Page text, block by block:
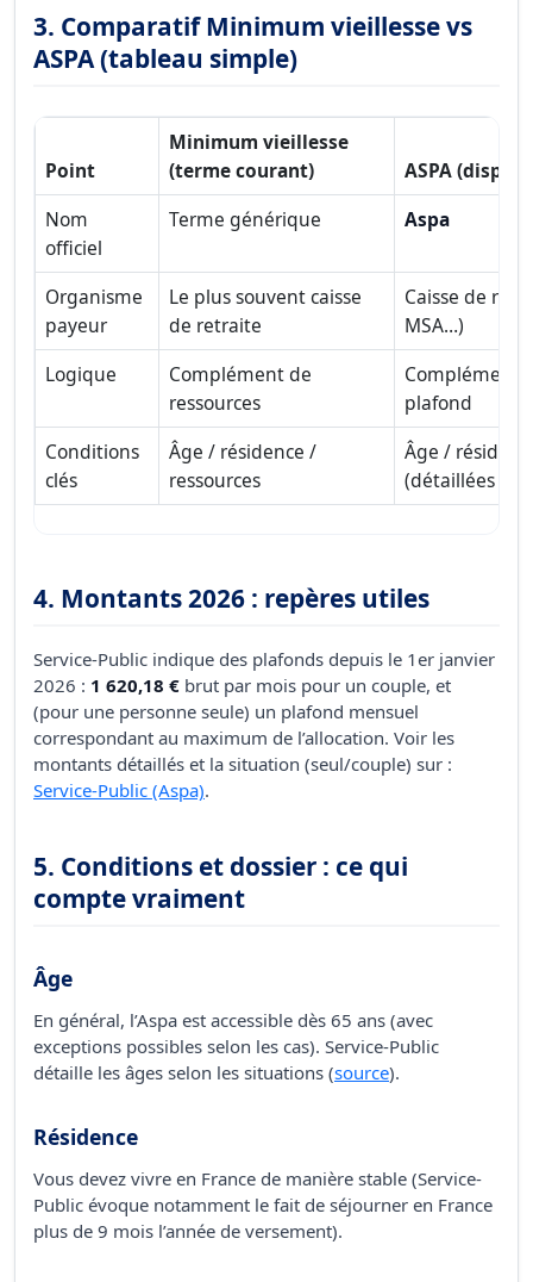
3. Comparatif Minimum vieillesse vs
ASPA (tableau simple)
Point
Minimum vieillesse
(terme courant)
ASPA
Nom
officiel
Terme générique Aspa
Organisme
payeur
Le plus souvent caisse
de retraite
Caisse de
MSA…)
Logique
Complément de
ressources
Complément
plafond
Conditions
clés
Âge / résidence /
ressources
Âge /
(détaillées sur
4. Montants 2026 : repères utiles
Service-Public indique des plafonds depuis le 1er janvier
2026 : 1 620,18 € brut par mois pour un couple, et
(pour une personne seule) un plafond mensuel
correspondant au maximum de l’allocation. Voir les
montants détaillés et la situation (seul/couple) sur :
Service-Public (Aspa).
5. Conditions et dossier : ce qui
compte vraiment
Âge
En général, l’Aspa est accessible dès 65 ans (avec
exceptions possibles selon les cas). Service-Public
détaille les âges selon les situations (source).
Résidence
Vous devez vivre en France de manière stable (Service-
Public évoque notamment le fait de séjourner en France
plus de 9 mois l’année de versement).